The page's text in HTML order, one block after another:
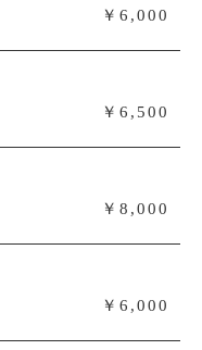
￥6,000
￥6,500
￥8,000
￥6,000